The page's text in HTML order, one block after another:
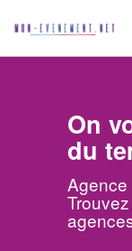
On
du
Agence